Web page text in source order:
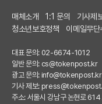
매체소개 1:1 문의 기사제
청소년보호정책
이메일무
대표 문의: 02-6674-1012
일반 문의: cs@tokenpost.kr
광고 문의: info@tokenpost.kr
기사 제보:
주소: 서울시 강남구 논현로